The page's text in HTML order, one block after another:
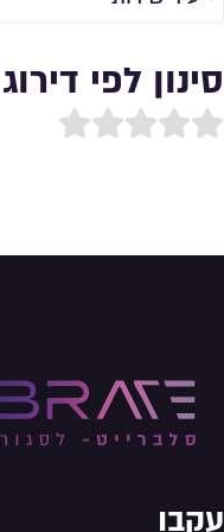
סינון לפי דירוג
עקבו